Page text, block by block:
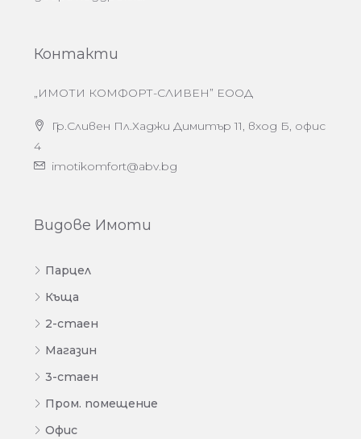
Контакти
„ИМОТИ КОМФОРТ-СЛИВЕН” ЕООД
Гр.Сливен Пл.Хаджи Димитър 11, вход Б, офис
4
imotikomfort@abv.bg
Видове Имоти
Парцел
Къща
2-стаен
Магазин
3-стаен
Пром. помещение
Офис